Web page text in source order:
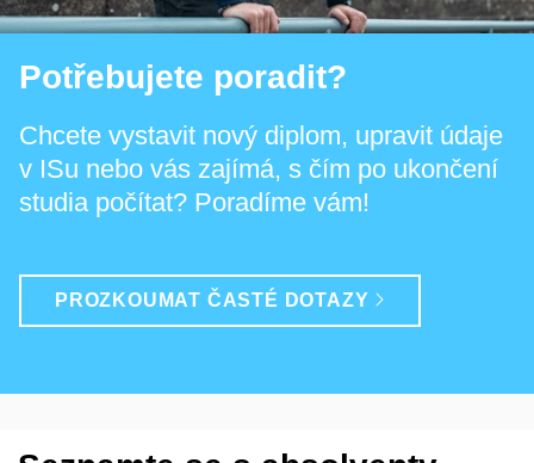
Potřebujete poradit?
Chcete vystavit nový diplom, upravit údaje
v ISu nebo vás zajímá, s čím po ukončení
studia počítat? Poradíme vám!
PROZKOUMAT ČASTÉ DOTAZY